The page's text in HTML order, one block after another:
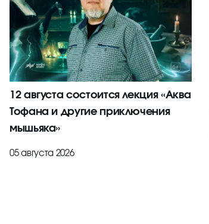
12 августа состоится лекция «Аква
Тофана и другие приключения
мышьяка»
05 августа 2026